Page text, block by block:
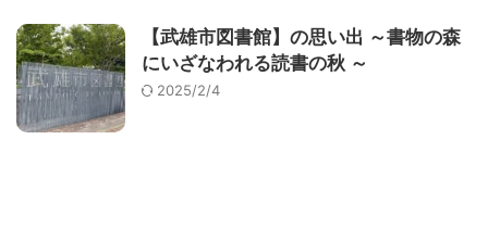
【武雄市図書館】の思い出 ～書物の森
にいざなわれる読書の秋 ～
2025/2/4